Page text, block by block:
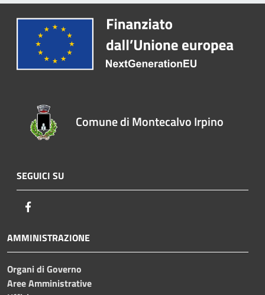
Comune di Montecalvo Irpino
SEGUICI SU
AMMINISTRAZIONE
Organi di Governo
Aree Amministrative